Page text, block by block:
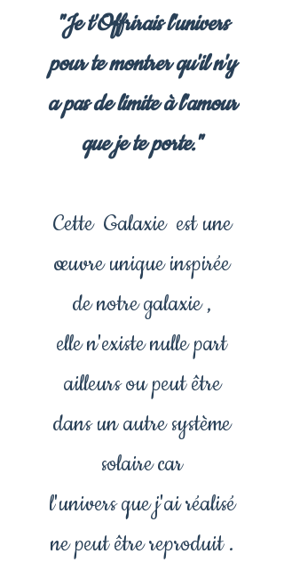
"Je t'Offrirais l'univers
pour te montrer qu'il n'y
a pas de limite à l'amour
que je te porte."
Cette Galaxie est une
œuvre unique inspirée
de notre galaxie ,
elle n'existe nulle part
ailleurs ou peut être
dans un autre système
solaire car
l'univers que j'ai réalisé
ne peut être reproduit .